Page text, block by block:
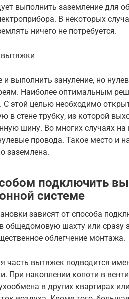
выполнить заземление для
В некоторых
ничего не потребуется.
вытяжки
и выполнить зануление, но
Наиболее оптимальным
С этой целью необходимо
в стене трубку, из которой
шину. Во многих случаях
провода. Такое место и
заземлена.
подключить
системе
зависят от способа
общедомовую шахту или
облегчение монтажа.
часть вытяжек подводится
При накоплении копоти в
в других квартирах